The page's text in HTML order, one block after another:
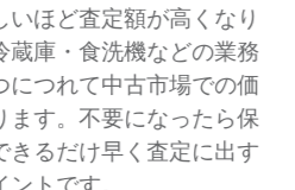
ほど査定額が高くなり
蔵庫・食洗機などの業務
につれて中古市場での価
ます。不要になったら保
きるだけ早く査定に出す